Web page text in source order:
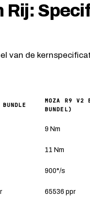
Rij:
van de
MOZA R9 V2
BUNDEL)
9 Nm
11 Nm
900°/s
65536 ppr